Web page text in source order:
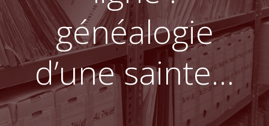
généalogie
d’une sainte…